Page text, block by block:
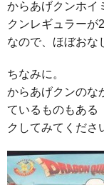
からあげクンホイ
クンレギュラーが
なので、ほぼおな
ちなみに。
からあげクンのな
ているものもある
クしてみてくださ